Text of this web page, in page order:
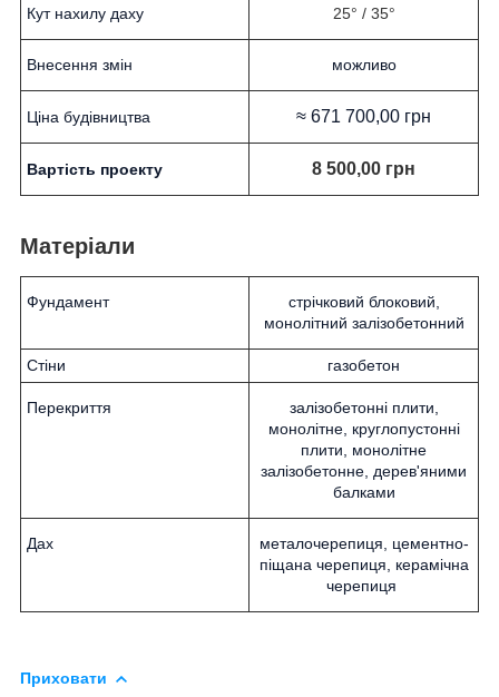
Кут нахилу даху 25° / 35°
Внесення змін можливо
Ціна будівництва ≈ 671 700,00 грн
Вартість проекту 8 500,00 грн
Матеріали
Фундамент
стрічковий блоковий,
монолітний залізобетонний
Стіни газобетон
Перекриття
залізобетонні плити,
монолітне, круглопустонні
плити, монолітне
залізобетонне, дерев'яними
балками
Дах
металочерепиця, цементно-
піщана черепиця, керамічна
черепиця
Приховати